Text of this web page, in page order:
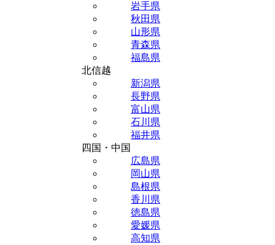
岩手県
秋田県
山形県
青森県
福島県
北信越
新潟県
長野県
富山県
石川県
福井県
四国・中国
広島県
岡山県
島根県
香川県
徳島県
愛媛県
高知県